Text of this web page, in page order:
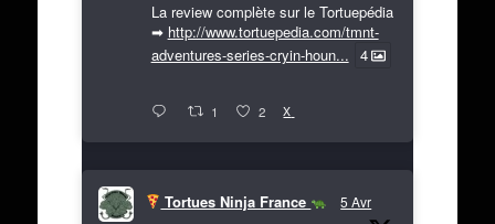
La review complète sur le Tortuepédia
➡ http://www.tortuepedia.com/tmnt-
adventures-series-cryin-houn... 4
1 2 X
Tortues Ninja France 5 Avr